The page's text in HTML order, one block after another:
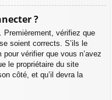
?
Premièrement, vérifiez que
soient corrects. S’ils le
vérifier que vous n’avez
le propriétaire du site
côté, et qu’il devra la